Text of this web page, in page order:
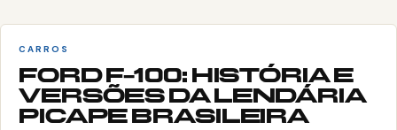
CARROS
FORD F-100: HISTÓRIA E
VERSÕES DA LENDÁRIA
PICAPE BRASILEIRA